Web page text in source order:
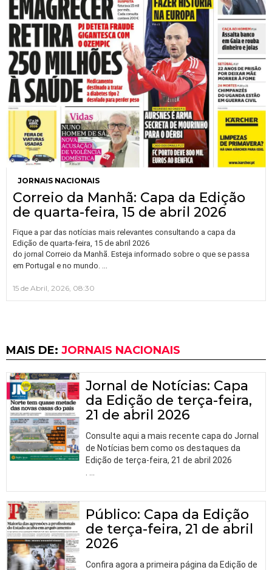
JORNAIS NACIONAIS
Correio da Manhã: Capa da Edição
de quarta-feira, 15 de abril 2026
Fique a par das notícias mais relevantes consultando a capa da
Edição de quarta-feira, 15 de abril 2026
do jornal Correio da Manhã. Esteja informado sobre o que se passa
em Portugal e no mundo.
15 de Abril, 2026, 08:30
MAIS DE: JORNAIS NACIONAIS
Jornal de Notícias: Capa
da Edição de terça-feira,
21 de abril 2026
Consulte aqui a mais recente capa do Jornal
de Notícias bem como os destaques da
Edição de terça-feira, 21 de abril 2026
Público: Capa da Edição
de terça-feira, 21 de abril
2026
Confira agora a primeira página da Edição de